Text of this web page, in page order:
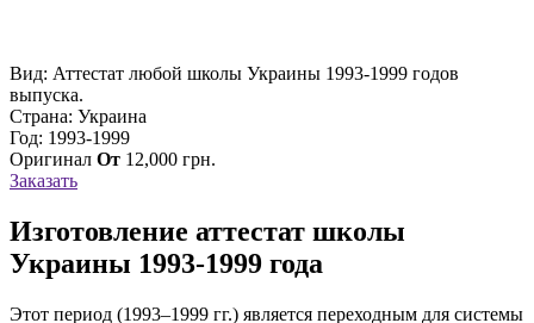
Вид: Аттестат любой школы Украины 1993-1999 годов
выпуска.
Страна: Украина
Год: 1993-1999
Оригинал От 12,000 грн.
Заказать
Изготовление аттестат школы
Украины 1993-1999 года
Этот период (1993–1999 гг.) является переходным для системы